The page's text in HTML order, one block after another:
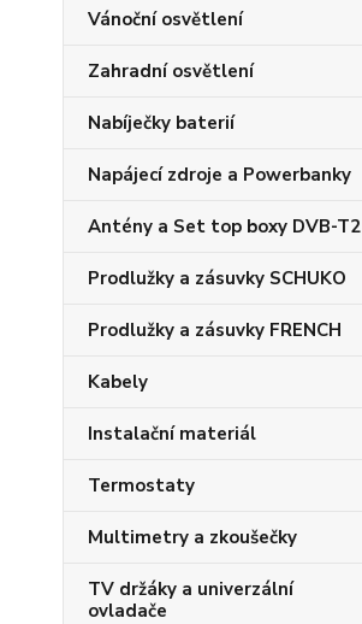
Vánoční osvětlení
Zahradní osvětlení
Nabíječky baterií
Napájecí zdroje a Powerbanky
Antény a Set top boxy DVB-T2
Prodlužky a zásuvky SCHUKO
Prodlužky a zásuvky FRENCH
Kabely
Instalační materiál
Termostaty
Multimetry a zkoušečky
TV držáky a univerzální
ovladače